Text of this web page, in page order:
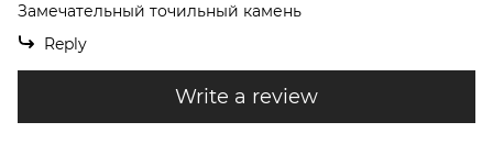
Замечательный точильный камень
Reply
Write a review